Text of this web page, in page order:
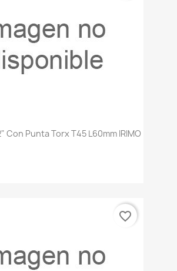
Con Punta Torx T45 L60mm IRIMO
favorite_border